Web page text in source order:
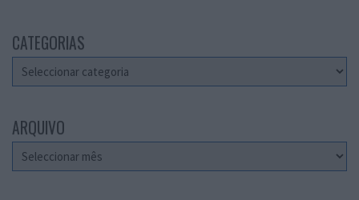
CATEGORIAS
Categorias
ARQUIVO
Arquivo